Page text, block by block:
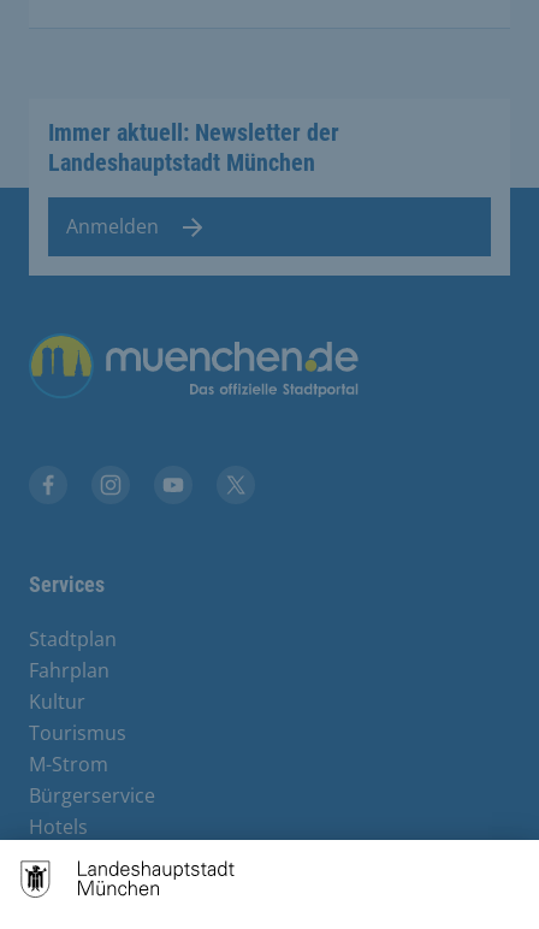
Immer aktuell: Newsletter der
Landeshauptstadt München
Anmelden
Übergreifende Links
Services
Stadtplan
Fahrplan
Kultur
Tourismus
M-Strom
Bürgerservice
Hotels